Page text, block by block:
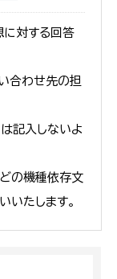
に対する回答
合わせ先の担
記入しないよ
の機種依存文
いたします。